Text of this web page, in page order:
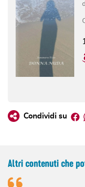
Condividi su
Altri contenuti che